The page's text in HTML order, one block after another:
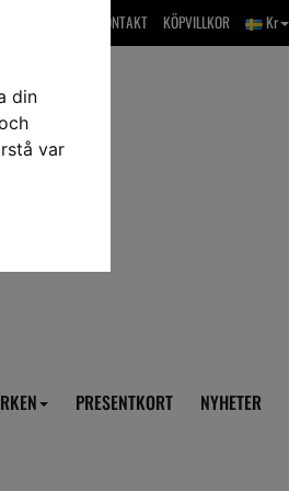
din
var
Kr
KÖPVILLKOR
OM OSS & KONTAKT
PRESENTKORT NYHETER